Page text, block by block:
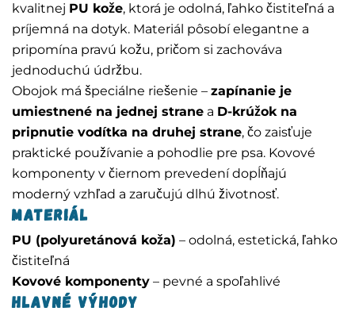
kvalitnej PU kože, ktorá je odolná, ľahko čistiteľná a
príjemná na dotyk. Materiál pôsobí elegantne a
pripomína pravú kožu, pričom si zachováva
jednoduchú údržbu.
Obojok má špeciálne riešenie – zapínanie je
umiestnené na jednej strane a D-krúžok na
pripnutie vodítka na druhej strane, čo zaisťuje
praktické používanie a pohodlie pre psa. Kovové
komponenty v čiernom prevedení dopĺňajú
moderný vzhľad a zaručujú dlhú životnosť.
Materiál
PU (polyuretánová koža) – odolná, estetická, ľahko
čistiteľná
Kovové komponenty – pevné a spoľahlivé
Hlavné výhody